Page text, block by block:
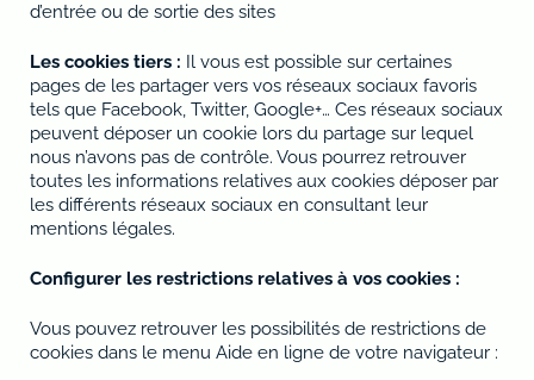
d’entrée ou de sortie des sites
Les cookies tiers : Il vous est possible sur certaines
pages de les partager vers vos réseaux sociaux favoris
tels que Facebook, Twitter, Google+… Ces réseaux sociaux
peuvent déposer un cookie lors du partage sur lequel
nous n’avons pas de contrôle. Vous pourrez retrouver
toutes les informations relatives aux cookies déposer par
les différents réseaux sociaux en consultant leur
mentions légales.
Configurer les restrictions relatives à vos cookies :
Vous pouvez retrouver les possibilités de restrictions de
cookies dans le menu Aide en ligne de votre navigateur :